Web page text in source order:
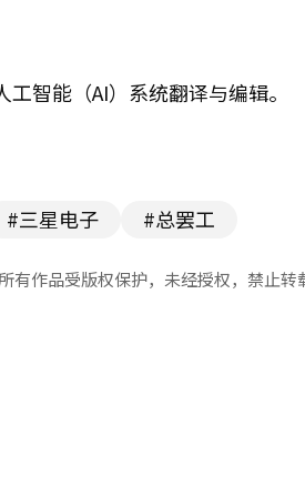
智能（AI）系统翻译与编辑。
#三星电子 #总罢工
所有作品受版权保护，未经授权，禁止转